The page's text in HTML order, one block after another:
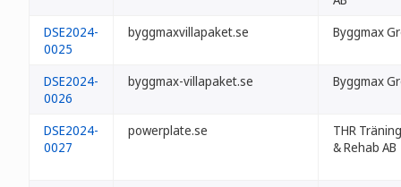
DSE2024-
0025
byggmaxvillapaket.se Byggmax
DSE2024-
0026
byggmax-villapaket.se Byggmax
DSE2024-
0027
powerplate.se
THR
& Rehab AB